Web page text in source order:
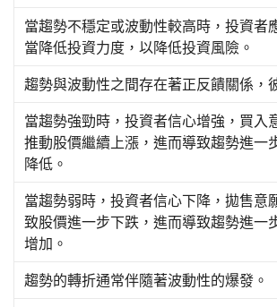
當趨勢不穩定或波動性較高時，投資者
當降低投資力度，以降低投資風險。
趨勢與波動性之間存在著正反饋關係，
當趨勢強勁時，投資者信心增強，買入
推動股價繼續上漲，進而導致趨勢進一
降低。
當趨勢弱時，投資者信心下降，拋售意
致股價進一步下跌，進而導致趨勢進一
增加。
趨勢的轉折通常伴隨著波動性的爆發。